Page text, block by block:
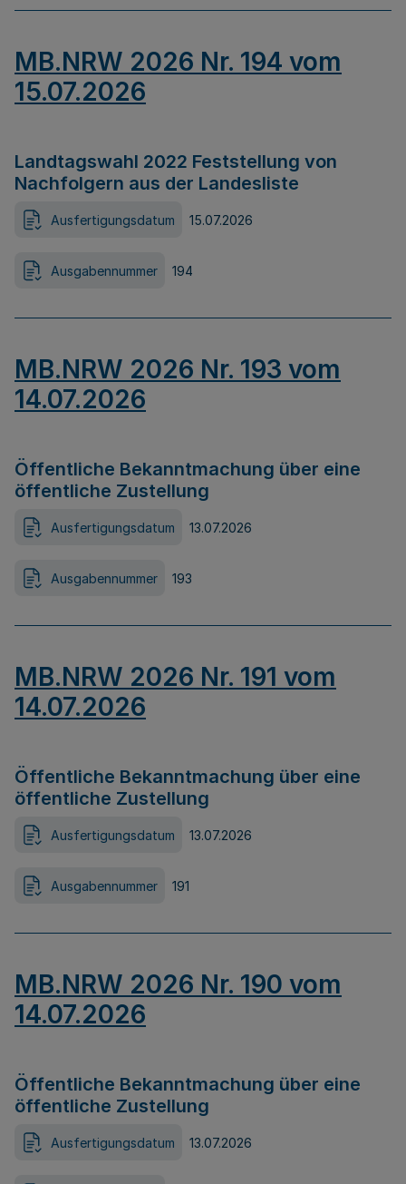
MB.NRW 2026 Nr. 194 vom
15.07.2026
Landtagswahl 2022 Feststellung von
Nachfolgern aus der Landesliste
Ausfertigungsdatum 15.07.2026
Ausgabennummer 194
MB.NRW 2026 Nr. 193 vom
14.07.2026
Öffentliche Bekanntmachung über eine
öffentliche Zustellung
Ausfertigungsdatum 13.07.2026
Ausgabennummer 193
MB.NRW 2026 Nr. 191 vom
14.07.2026
Öffentliche Bekanntmachung über eine
öffentliche Zustellung
Ausfertigungsdatum 13.07.2026
Ausgabennummer 191
MB.NRW 2026 Nr. 190 vom
14.07.2026
Öffentliche Bekanntmachung über eine
öffentliche Zustellung
Ausfertigungsdatum 13.07.2026